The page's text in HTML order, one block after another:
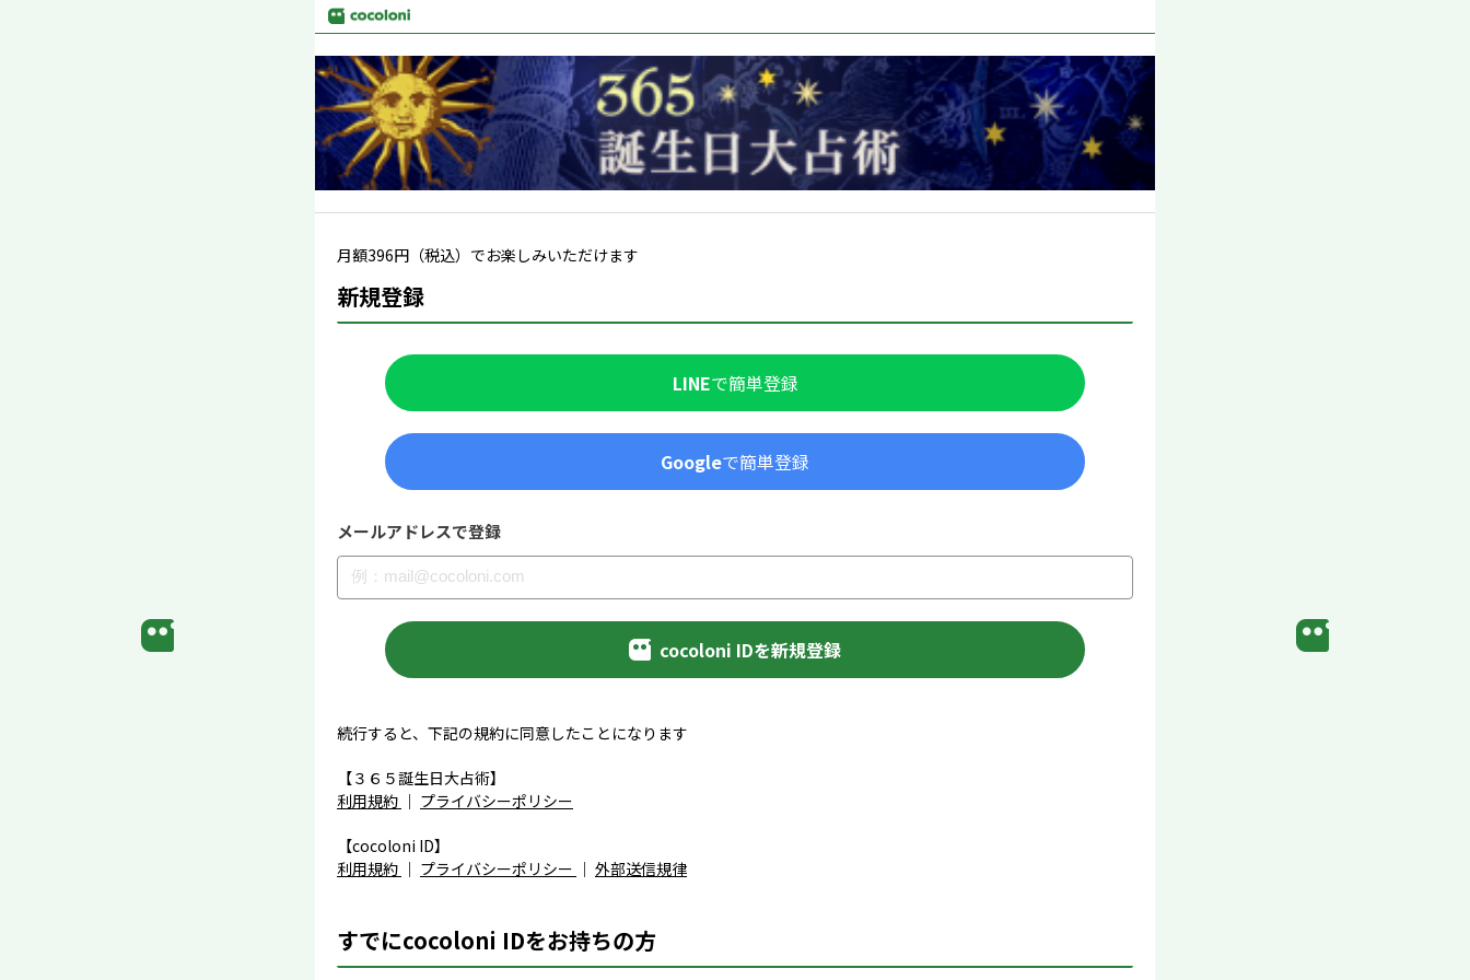
月額396円（税込）でお楽しみいただけます
新規登録
LINEで簡単登録
Googleで簡単登録
メールアドレスで登録
cocoloni IDを新規登録
続行すると、下記の規約に同意したことになります
【３６５誕生日大占術】
利用規約 ｜ プライバシーポリシー
【cocoloni ID】
利用規約 ｜ プライバシーポリシー ｜ 外部送信規律
すでにcocoloni IDをお持ちの方